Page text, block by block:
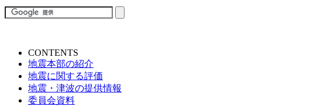
CONTENTS
地震本部の紹介
地震に関する評価
地震・津波の提供情報
委員会資料